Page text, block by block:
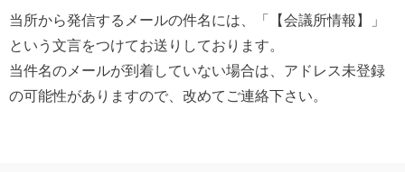
当所から発信するメールの件名には、「【会議所情報】」
という文言をつけてお送りしております。
当件名のメールが到着していない場合は、アドレス未登録
の可能性がありますので、改めてご連絡下さい。